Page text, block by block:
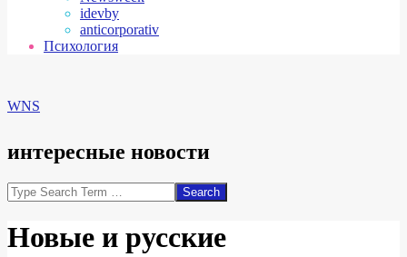
idevby
anticorporativ
Психология
WNS
интересные новости
Search
Новые и русские